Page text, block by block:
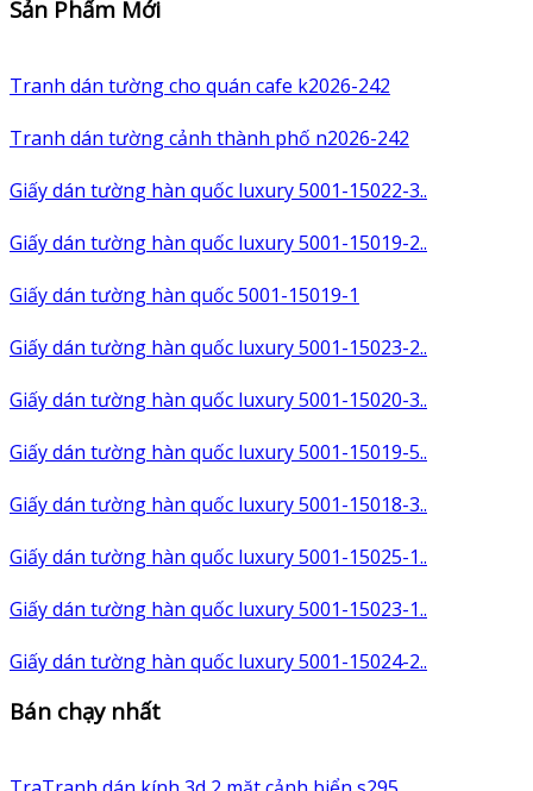
Sản Phẩm Mới
Tranh dán tường cho quán cafe k2026-242
Tranh dán tường cảnh thành phố n2026-242
Giấy dán tường hàn quốc luxury 5001-15022-3..
Giấy dán tường hàn quốc luxury 5001-15019-2..
Giấy dán tường hàn quốc 5001-15019-1
Giấy dán tường hàn quốc luxury 5001-15023-2..
Giấy dán tường hàn quốc luxury 5001-15020-3..
Giấy dán tường hàn quốc luxury 5001-15019-5..
Giấy dán tường hàn quốc luxury 5001-15018-3..
Giấy dán tường hàn quốc luxury 5001-15025-1..
Giấy dán tường hàn quốc luxury 5001-15023-1..
Giấy dán tường hàn quốc luxury 5001-15024-2..
Bán chạy nhất